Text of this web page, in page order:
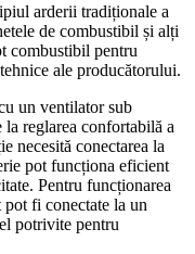
arderii tradiționale a
de combustibil și alți
combustibil pentru
ale producătorului.
un ventilator sub
la reglarea confortabilă a
necesită conectarea la
pot funcționa eficient
Pentru funcționarea
pot fi conectate la un
potrivite pentru